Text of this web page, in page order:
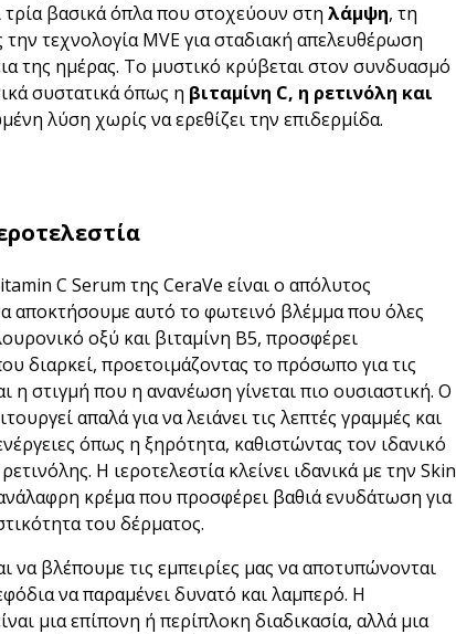
τρία βασικά όπλα που στοχεύουν στη λάμψη, τη
τεχνολογία MVE για σταδιακή απελευθέρωση
της ημέρας. Το μυστικό κρύβεται στον συνδυασμό
συστατικά όπως η βιταμίνη C, η ρετινόλη και
λύση χωρίς να ερεθίζει την επιδερμίδα.
C Serum της CeraVe είναι ο απόλυτος
αποκτήσουμε αυτό το φωτεινό βλέμμα που όλες
οξύ και βιταμίνη Β5, προσφέρει
διαρκεί, προετοιμάζοντας το πρόσωπο για τις
στιγμή που η ανανέωση γίνεται πιο ουσιαστική. Ο
απαλά για να λειάνει τις λεπτές γραμμές και
όπως η ξηρότητα, καθιστώντας τον ιδανικό
Η ιεροτελεστία κλείνει ιδανικά με την Skin
κρέμα που προσφέρει βαθιά ενυδάτωση για
του δέρματος.
να βλέπουμε τις εμπειρίες μας να αποτυπώνονται
να παραμένει δυνατό και λαμπερό. Η
μια επίπονη ή περίπλοκη διαδικασία, αλλά μια